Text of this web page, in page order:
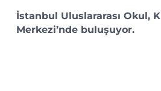
İstanbul Uluslararası Okul,
Merkezi’nde buluşuyor.